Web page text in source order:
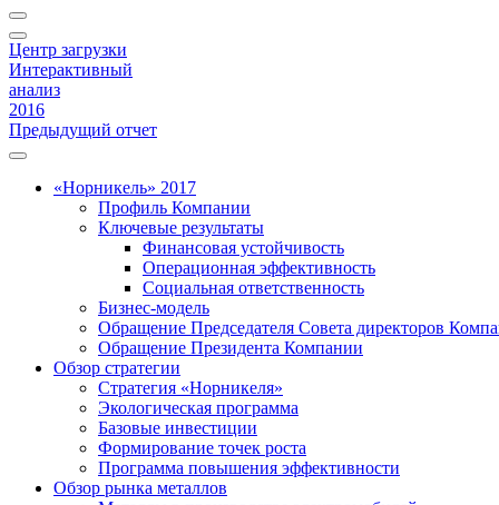
Центр загрузки
Интерактивный
анализ
2016
Предыдущий отчет
«Норникель» 2017
Профиль Компании
Ключевые результаты
Финансовая устойчивость
Операционная эффективность
Социальная ответственность
Бизнес-модель
Обращение Председателя Совета директоров
Обращение Президента Компании
Обзор стратегии
Стратегия «Норникеля»
Экологическая программа
Базовые инвестиции
Формирование точек роста
Программа повышения эффективности
Обзор рынка металлов